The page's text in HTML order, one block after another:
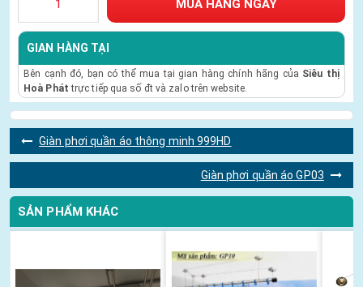
GIAN HÀNG TẠI
Bên cạnh đó, bạn có thể mua tại gian hàng chính hãng của Siêu thị
Hoà Phát trực tiếp qua số đt và zalo trên website.
Giàn phơi quần áo thông minh 999HD
Giàn phơi quần áo GP03
SẢN PHẨM KHÁC